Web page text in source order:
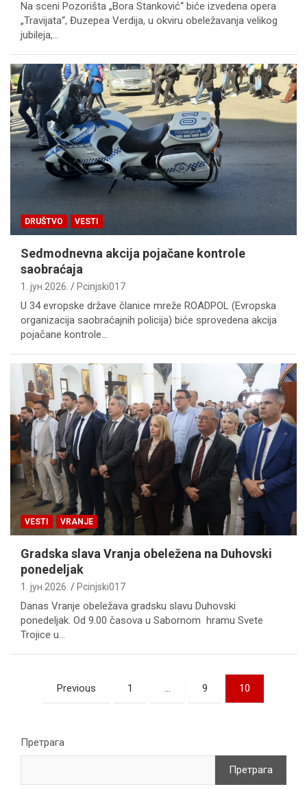
Na sceni Pozorišta „Bora Stanković“ biće izvedena opera
„Travijata“, Đuzepea Verdija, u okviru obeležavanja velikog
jubileja,…
DRUŠTVO VESTI
Sedmodnevna akcija pojačane kontrole
saobraćaja
1. јун 2026. Pcinjski017
U 34 evropske države članice mreže ROADPOL (Evropska
organizacija saobraćajnih policija) biće sprovedena akcija
pojačane kontrole…
VESTI VRANJE
Gradska slava Vranja obeležena na Duhovski
ponedeljak
1. јун 2026. Pcinjski017
Danas Vranje obeležava gradsku slavu Duhovski
ponedeljak. Od 9.00 časova u Sabornom hramu Svete
Trojice u…
Пагинација
чланака
Previous 1 … 9 10
Претрага
Претрага